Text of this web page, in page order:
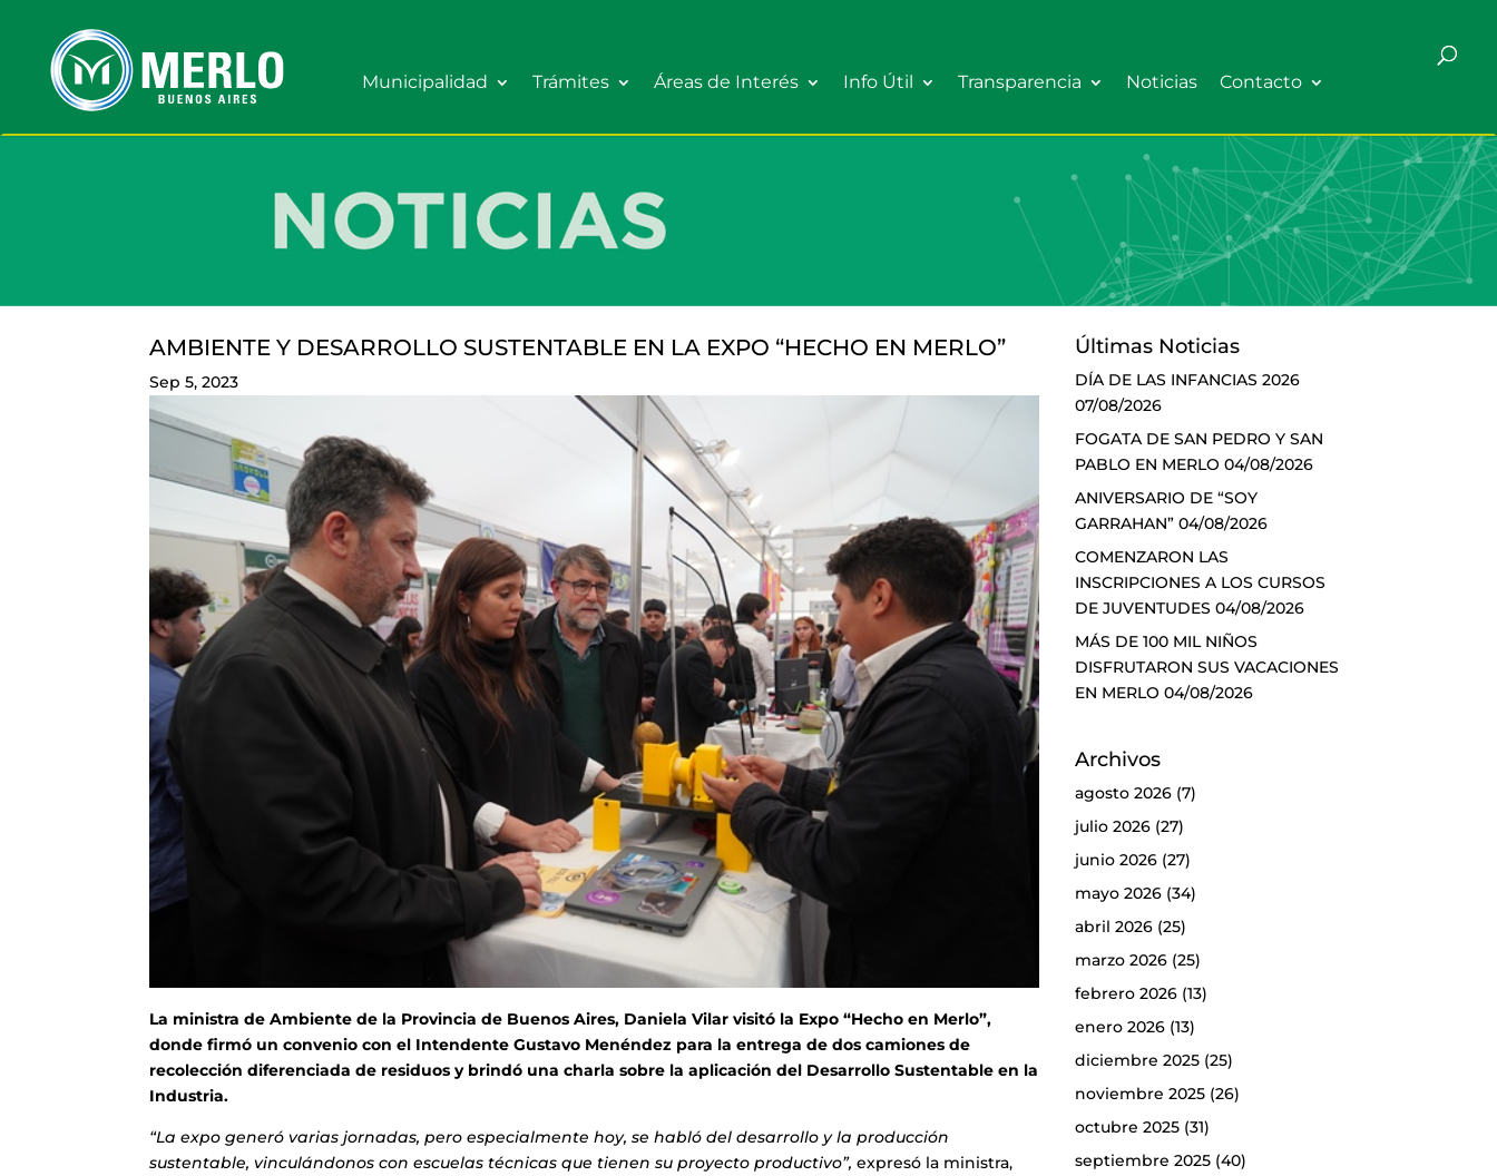
Municipalidad Trámites Áreas de Interés Info Útil Transparencia Noticias Contacto
AMBIENTE Y DESARROLLO SUSTENTABLE EN LA EXPO “HECHO EN MERLO”
Sep 5, 2023
La ministra de Ambiente de la Provincia de Buenos Aires, Daniela Vilar visitó la Expo “Hecho en Merlo”,
dondefirmó un convenio con el Intendente Gustavo Menéndez para la entrega de dos camiones de
recolección diferenciada de residuos y brindó una charla sobre la aplicación del Desarrollo Sustentable en la
Industria.
“La expo generó varias jornadas, pero especialmente hoy, se habló del desarrollo y la producción
sustentable, vinculándonos con escuelas técnicas que tienen su proyecto productivo”,expresó la ministra,
Últimas Noticias
DÍA DE LAS INFANCIAS 2026
07/08/2026
FOGATA DE SAN PEDRO Y SAN
PABLO EN MERLO 04/08/2026
ANIVERSARIO DE “SOY
GARRAHAN” 04/08/2026
COMENZARON LAS
INSCRIPCIONES A LOS CURSOS
DE JUVENTUDES 04/08/2026
MÁS DE 100 MIL NIÑOS
DISFRUTARON SUS VACACIONES
EN MERLO 04/08/2026
Archivos
agosto 2026(7)
julio 2026(27)
junio 2026(27)
mayo 2026(34)
abril 2026(25)
marzo 2026(25)
febrero 2026(13)
enero 2026(13)
diciembre 2025(25)
noviembre 2025(26)
octubre 2025(31)
septiembre 2025(40)